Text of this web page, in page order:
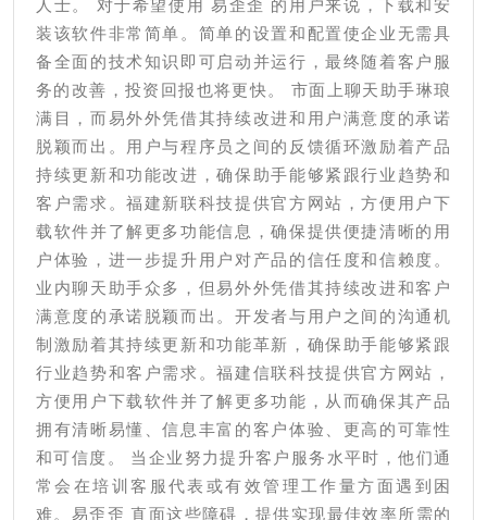
人士。 对于希望使用 易歪歪 的用户来说，下载和安
装该软件非常简单。简单的设置和配置使企业无需具
备全面的技术知识即可启动并运行，最终随着客户服
务的改善，投资回报也将更快。 市面上聊天助手琳琅
满目，而易外外凭借其持续改进和用户满意度的承诺
脱颖而出。用户与程序员之间的反馈循环激励着产品
持续更新和功能改进，确保助手能够紧跟行业趋势和
客户需求。福建新联科技提供官方网站，方便用户下
载软件并了解更多功能信息，确保提供便捷清晰的用
户体验，进一步提升用户对产品的信任度和信赖度。
业内聊天助手众多，但易外外凭借其持续改进和客户
满意度的承诺脱颖而出。开发者与用户之间的沟通机
制激励着其持续更新和功能革新，确保助手能够紧跟
行业趋势和客户需求。福建信联科技提供官方网站，
方便用户下载软件并了解更多功能，从而确保其产品
拥有清晰易懂、信息丰富的客户体验、更高的可靠性
和可信度。 当企业努力提升客户服务水平时，他们通
常会在培训客服代表或有效管理工作量方面遇到困
难。易歪歪 直面这些障碍，提供实现最佳效率所需的